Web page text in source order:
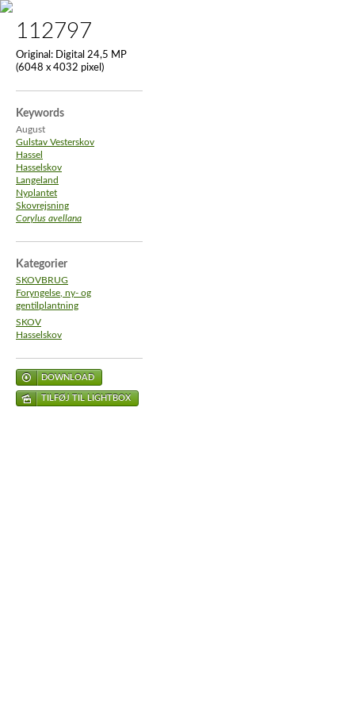
112797
Original: Digital 24,5 MP
(6048 x 4032 pixel)
Keywords
August
Gulstav Vesterskov
Hassel
Hasselskov
Langeland
Nyplantet
Skovrejsning
Corylus avellana
Kategorier
SKOVBRUG
Foryngelse, ny- og
gentilplantning
SKOV
Hasselskov
DOWNLOAD
TILFØJ TIL LIGHTBOX